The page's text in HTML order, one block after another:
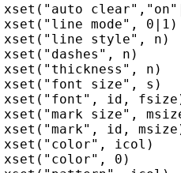
xset("auto
xset("line mode",
xset("line style",
xset("dashes", n)
xset("thickness", n)
xset("font size", s)
xset("font", id,
xset("mark size",
xset("mark", id,
xset("color", icol)
xset("color", 0)